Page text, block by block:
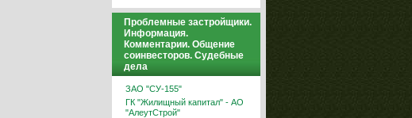
Проблемные застройщики.
Информация.
Комментарии. Общение
соинвесторов. Судебные
дела
ЗАО "СУ-155"
ГК "Жилищный капитал" - АО
"АлеутСтрой"